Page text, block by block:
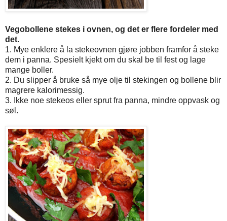
Vegobollene stekes i ovnen, og det er flere fordeler med
det.
1. Mye enklere å la stekeovnen gjøre jobben framfor å steke
dem i panna. Spesielt kjekt om du skal be til fest og lage
mange boller.
2. Du slipper å bruke så mye olje til stekingen og bollene blir
magrere kalorimessig.
3. Ikke noe stekeos eller sprut fra panna, mindre oppvask og
søl.